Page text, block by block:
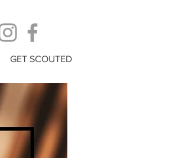
GET SCOUTED